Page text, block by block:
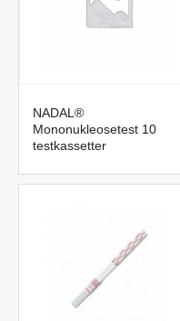
NADAL®
Mononukleosetest 10
testkassetter